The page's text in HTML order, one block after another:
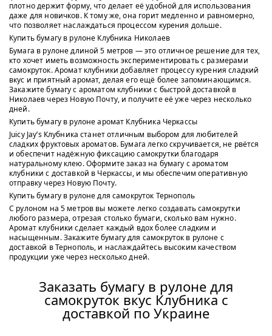
плотно держит форму, что делает её удобной для использования
даже для новичков. К тому же, она горит медленно и равномерно,
что позволяет наслаждаться процессом курения дольше.
Купить бумагу в рулоне Клубника Николаев
Бумага в рулоне длиной 5 метров — это отличное решение для тех,
кто хочет иметь возможность экспериментировать с размерами
самокруток. Аромат клубники добавляет процессу курения сладкий
вкус и приятный аромат, делая его ещё более запоминающимся.
Закажите бумагу с ароматом клубники с быстрой доставкой в
Николаев через Новую Почту, и получите её уже через несколько
дней.
Купить бумагу в рулоне аромат Клубника Черкассы
Juicy Jay’s Клубника станет отличным выбором для любителей
сладких фруктовых ароматов. Бумага легко скручивается, не рвётся
и обеспечит надёжную фиксацию самокрутки благодаря
натуральному клею. Оформите заказ на бумагу с ароматом
клубники с доставкой в Черкассы, и мы обеспечим оперативную
отправку через Новую Почту.
Купить бумагу в рулоне для самокруток Тернополь
С рулоном на 5 метров вы можете легко создавать самокрутки
любого размера, отрезая столько бумаги, сколько вам нужно.
Аромат клубники сделает каждый вдох более сладким и
насыщенным. Закажите бумагу для самокруток в рулоне с
доставкой в Тернополь, и наслаждайтесь высоким качеством
продукции уже через несколько дней.
Заказать бумагу в рулоне для
самокруток вкус Клубника с
доставкой по Украине